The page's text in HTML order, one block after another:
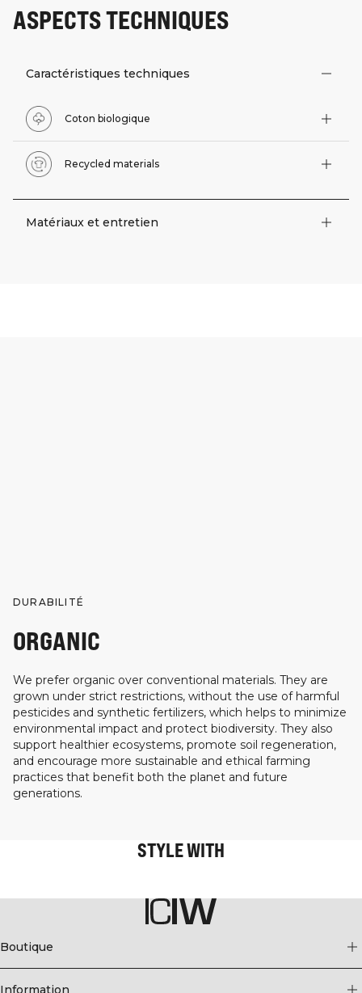
ASPECTS TECHNIQUES
Caractéristiques techniques
Coton biologique
Recycled materials
Matériaux et entretien
DURABILITÉ
ORGANIC
We prefer organic over conventional materials. They are
grown under strict restrictions, without the use of harmful
pesticides and synthetic fertilizers, which helps to minimize
environmental impact and protect biodiversity. They also
support healthier ecosystems, promote soil regeneration,
and encourage more sustainable and ethical farming
practices that benefit both the planet and future
generations.
STYLE WITH
Boutique